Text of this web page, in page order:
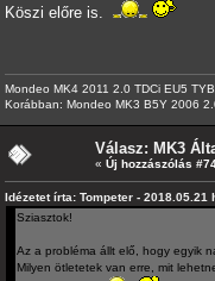
Köszi előre is.
Mondeo MK4 2011 2.0 TDCi EU5
Korábban: Mondeo MK3 B5Y 2006
Válasz: MK3
« Új hozzászólás
Idézetet írta: Tompeter - 2018.05.21
Sziasztok!
Az a probléma állt elő, hogy egyik
Milyen ötletetek van erre, mit